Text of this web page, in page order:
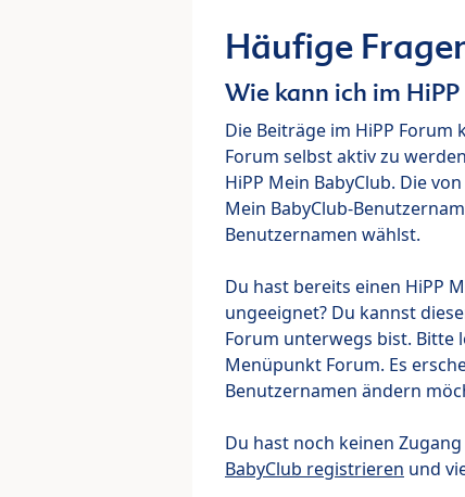
Häufige
Wie kann ich im
Die Beiträge im HiPP Forum
Forum selbst aktiv zu
HiPP Mein BabyClub. Die
Mein BabyClub-
Benutzernamen wählst.
Du hast bereits einen HiPP
ungeeignet? Du kannst
Forum unterwegs bist. Bitte
Menüpunkt Forum. Es
Benutzernamen ändern
Du hast noch keinen
BabyClub registrieren und